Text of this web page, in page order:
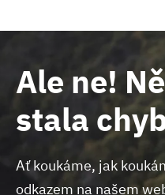
Ale ne!
stala
Ať koukáme, jak
odkazem na našem